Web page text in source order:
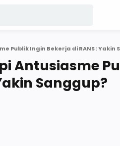
Publik Ingin Bekerja di RANS : Yakin
Antusiasme
Sanggup?